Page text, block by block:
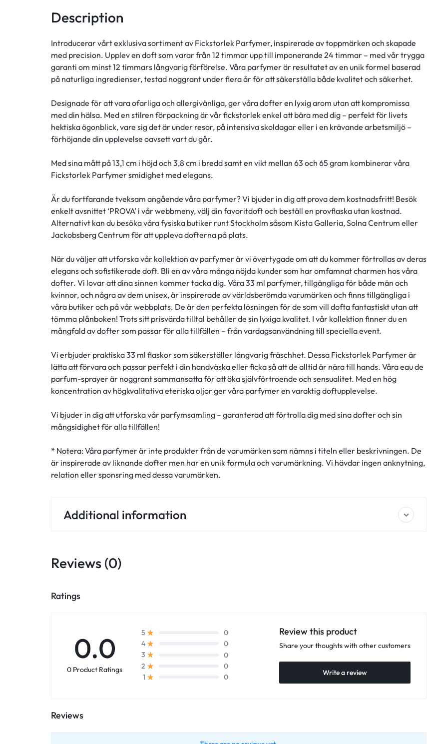
Additional information
Description
Introducerar vårt exklusiva sortiment av Fickstorlek Parfymer, inspirerade av toppmärken och skapade
med precision. Upplev en doft som varar från 12 timmar upp till imponerande 24 timmar – med vår trygga
garanti om minst 12 timmars långvarig förförelse. Våra parfymer är resultatet av en unik formel baserad
på naturliga ingredienser, testad noggrant under flera år för att säkerställa både kvalitet och säkerhet.
Designade för att vara ofarliga och allergivänliga, ger våra dofter en lyxig arom utan att kompromissa
med din hälsa. Med en stilren förpackning är vår fickstorlek enkel att bära med dig – perfekt för livets
hektiska ögonblick, vare sig det är under resor, på intensiva skoldagar eller i en krävande arbetsmiljö –
förhöjande din upplevelse oavsett vart du går.
Med sina mått på 13,1 cm i höjd och 3,8 cm i bredd samt en vikt mellan 63 och 65 gram kombinerar våra
Fickstorlek Parfymer smidighet med elegans.
Är du fortfarande tveksam angående våra parfymer? Vi bjuder in dig att prova dem kostnadsfritt! Besök
enkelt avsnittet ‘PROVA’ i vår webbmeny, välj din favoritdoft och beställ en provflaska utan kostnad.
Alternativt kan du besöka våra fysiska butiker runt Stockholm såsom Kista Galleria, Solna Centrum eller
Jackobsberg Centrum för att uppleva dofterna på plats.
När du väljer att utforska vår kollektion av parfymer är vi övertygade om att du kommer förtrollas av deras
elegans och sofistikerade doft. Bli en av våra många nöjda kunder som har omfamnat charmen hos våra
dofter. Vi lovar att dina sinnen kommer tacka dig. Våra 33 ml parfymer, tillgängliga för både män och
kvinnor, och några av dem unisex, är inspirerade av världsberömda varumärken och finns tillgängliga i
våra butiker och på vår webbplats. De är den perfekta lösningen för de som vill dofta fantastiskt utan att
tömma plånboken! Trots sitt prisvärda tilltal behåller de sin lyxiga kvalitet. I vår kollektion finner du en
mångfald av dofter som passar för alla tillfällen – från vardagsanvändning till speciella event.
Vi erbjuder praktiska 33 ml flaskor som säkerställer långvarig fräschhet. Dessa Fickstorlek Parfymer är
lätta att förvara och passar perfekt i din handväska eller ficka så att de alltid är nära till hands. Våra eau de
parfum-sprayer är noggrant sammansatta för att öka självförtroende och sensualitet. Med en hög
koncentration av högkvalitativa eteriska oljor ger våra parfymer en varaktig doftupplevelse.
Vi bjuder in dig att utforska vår parfymsamling – garanterad att förtrolla dig med sina dofter och sin
mångsidighet för alla tillfällen!
* Notera: Våra parfymer är inte produkter från de varumärken som nämns i titeln eller beskrivningen. De
är inspirerade av liknande dofter men har en unik formula och varumärkning. Vi hävdar ingen anknytning,
relation eller sponsring med dessa varumärken.
Reviews (0)
Ratings
0.0
0 Product Ratings
5
0
4
0
3
0
2
0
1
0
Review this product
Share your thoughts with other customers
Write a review
Reviews